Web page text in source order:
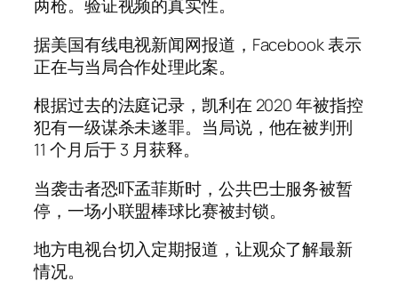
两枪。验证视频的真实性。
据美国有线电视新闻网报道，Facebook 表示
正在与当局合作处理此案。
根据过去的法庭记录，凯利在 2020 年被指控
犯有一级谋杀未遂罪。当局说，他在被判刑
11 个月后于 3 月获释。
当袭击者恐吓孟菲斯时，公共巴士服务被暂
停，一场小联盟棒球比赛被封锁。
地方电视台切入定期报道，让观众了解最新
情况。